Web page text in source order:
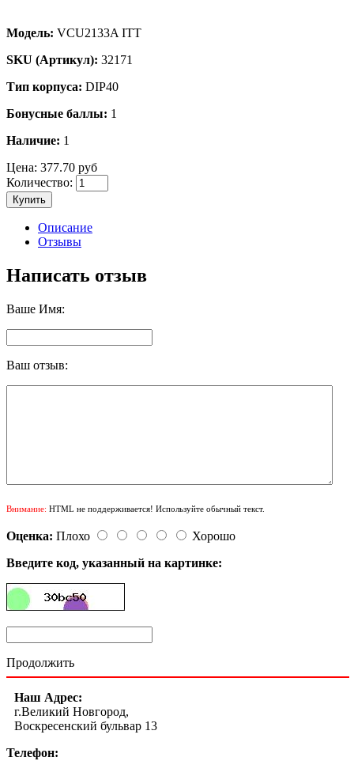
Модель: VCU2133A ITT
SKU (Артикул): 32171
Тип корпуса: DIP40
Бонусные баллы: 1
Наличие: 1
Цена: 377.70 руб
Количество:
Купить
Описание
Отзывы
Написать отзыв
Ваше Имя:
Ваш отзыв:
Внимание: HTML не поддерживается! Используйте обычный текст.
Оценка: Плохо
Хорошо
Введите код, указанный на картинке:
Продолжить
Наш Адрес:
г.Великий Новгород,
Воскресенский бульвар 13
Телефон: